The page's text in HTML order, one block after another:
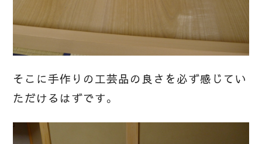
そこに手作りの工芸品の良さを必ず感じてい
ただけるはずです。